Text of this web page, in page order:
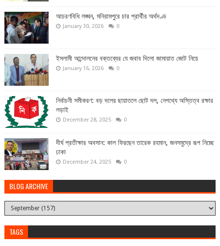
আচরণবিধি লঙ্ঘন, মনিরামপুরে চার প্রার্থীর অর্থদণ্ড
January 30, 2026 0
ইসলামী আন্দোলনের বক্তব্যের যে জবাব দিলো জামায়াত জোট নিয়ে
January 16, 2026 0
নির্বাচনী সমীকরণ: বড় দলের ছায়াতলে ছোট দল, নেপথ্যে অস্তিত্ব রক্ষার
লড়াই
December 28, 2025 0
দীর্ঘ প্রতীক্ষার অবসান: কাল ফিরছেন তারেক রহমান, জনসমুদ্রে রূপ নিচ্ছে
ঢাকা
December 24, 2025 0
BLOG ARCHIVE
TAGS